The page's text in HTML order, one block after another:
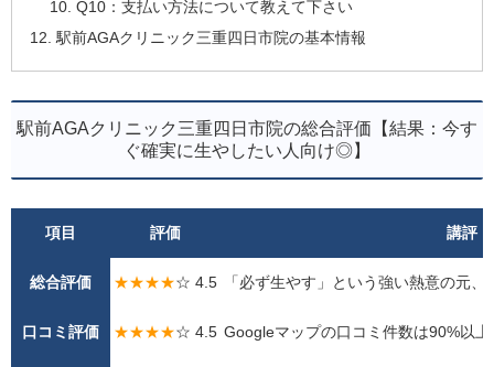
Q10：支払い方法について教えて下さい
駅前AGAクリニック三重四日市院の基本情報
駅前AGAクリニック三重四日市院の総合評価【結果：今す
ぐ確実に生やしたい人向け◎】
項目 評価 講評
総合評価 ★★★★☆ 4.5 「必ず生やす」という強い熱意の元
口コミ評価 ★★★★☆ 4.5 Googleマップの口コミ件数は90%以